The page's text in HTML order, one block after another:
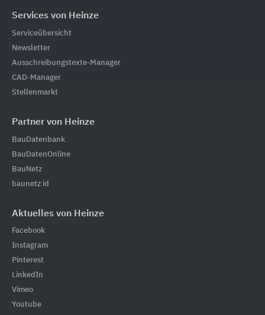
Services von Heinze
Serviceübersicht
Newsletter
Ausschreibungstexte-Manager
CAD-Manager
Stellenmarkt
Partner von Heinze
BauDatenbank
BauDatenOnline
BauNetz
baunetz id
Aktuelles von Heinze
Facebook
Instagram
Pinterest
LinkedIn
Vimeo
Youtube